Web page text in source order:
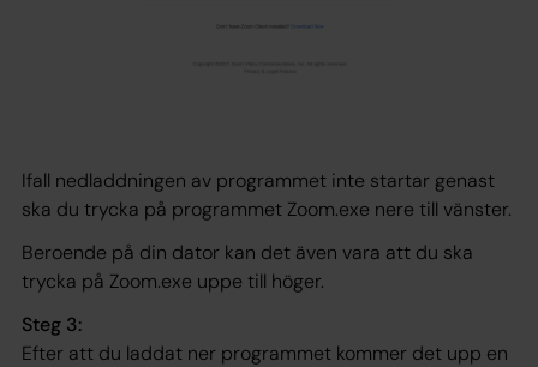
Ifall nedladdningen av programmet inte startar genast
ska du trycka på programmet Zoom.exe nere till vänster.
Beroende på din dator kan det även vara att du ska
trycka på Zoom.exe uppe till höger.
Steg 3:
Efter att du laddat ner programmet kommer det upp en